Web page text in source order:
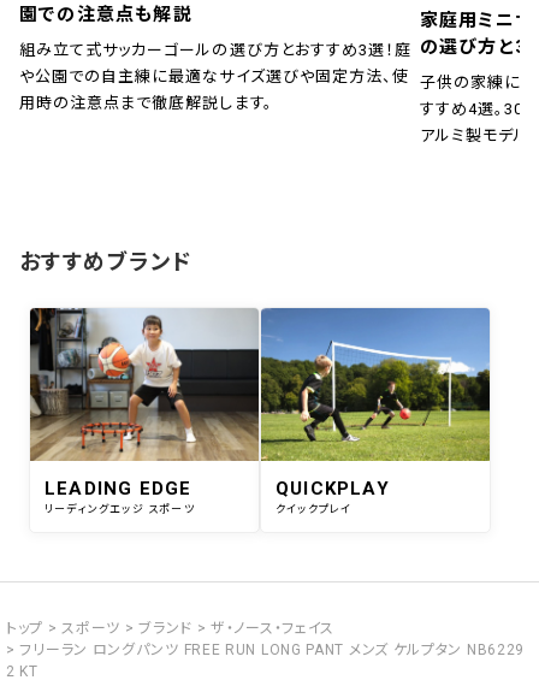
園での注意点も解説
組み立て式サッカーゴールの選び方とおすすめ3選！庭
や公園での自主練に最適なサイズ選びや固定方法、使
用時の注意点まで徹底解説します。
家庭用ミニサ
の選び方と
子供の家練に！
すすめ4選。30
アルミ製モデル
おすすめブランド
LEADING EDGE
リーディングエッジ スポーツ
QUICKPLAY
クイックプレイ
トップ スポーツ ブランド
ザ・ノース・フェイス
フリーラン ロングパンツ FREE RUN LONG PANT メンズ ケルプタン NB6229
2 KT